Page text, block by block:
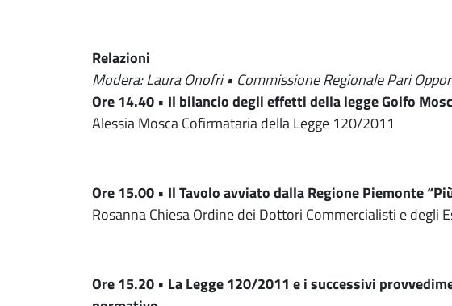
Relazioni
Modera: Laura Onofri • Commissione Regionale Pari
Ore 14.40 • Il bilancio degli effetti della legge Golfo
Alessia Mosca Cofirmataria della Legge 120/2011
Ore 15.00 • Il Tavolo avviato dalla Regione Piemonte
Rosanna Chiesa Ordine dei Dottori Commercialisti e degli
Ore 15.20 • La Legge 120/2011 e i successivi